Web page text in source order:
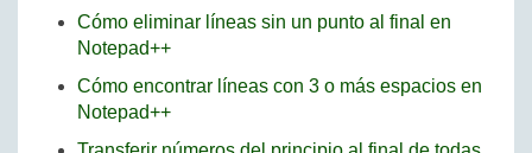
Cómo eliminar líneas sin un punto al final en
Notepad++
Cómo encontrar líneas con 3 o más espacios en
Notepad++